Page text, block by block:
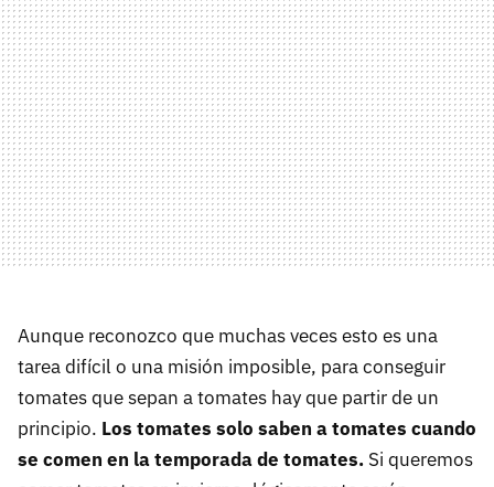
Aunque reconozco que muchas veces esto es una
tarea difícil o una misión imposible, para conseguir
tomates que sepan a tomates hay que partir de un
principio. Los tomates solo saben a tomates cuando
se comen en la temporada de tomates. Si queremos